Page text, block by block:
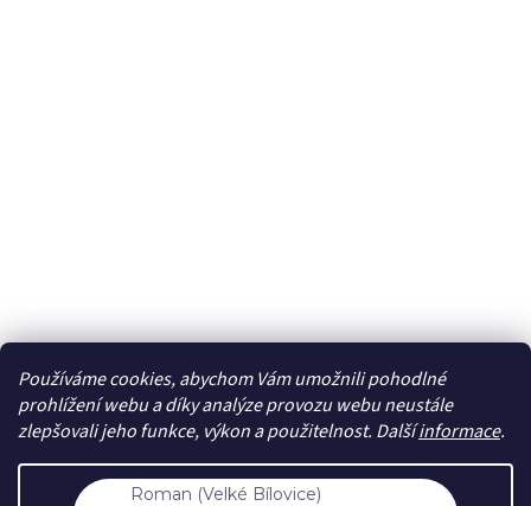
Používáme cookies, abychom Vám umožnili pohodlné
prohlížení webu a díky analýze provozu webu neustále
zlepšovali jeho funkce, výkon a použitelnost. Dalšíinformace.
Nastavení
Sledovat na Instagramu
Vytvořil Shoptet
Roman (Velké Bílovice)